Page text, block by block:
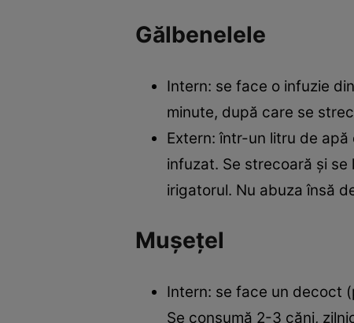
Gălbenelele
Intern: se face o infuzie
minute, după care se
Extern: într-un litru de
infuzat. Se strecoară şi
irigatorul. Nu abuza însă
Muşeţel
Intern: se face un decoct
Se consumă 2-3 căni,